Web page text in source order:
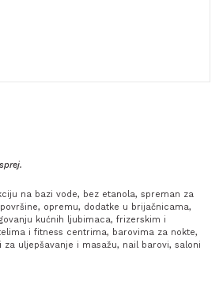
na bazi vode, bez etanola, spreman za
opremu, dodatke u brijačnicama,
kućnih ljubimaca, frizerskim i
i fitness centrima, barovima za nokte,
uljepšavanje i masažu, nail barovi, saloni